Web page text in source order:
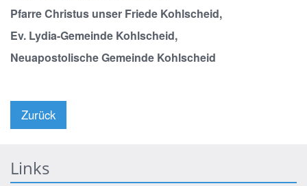
Pfarre Christus unser Friede Kohlscheid,
Ev. Lydia-Gemeinde Kohlscheid,
Neuapostolische Gemeinde Kohlscheid
Zurück
Links